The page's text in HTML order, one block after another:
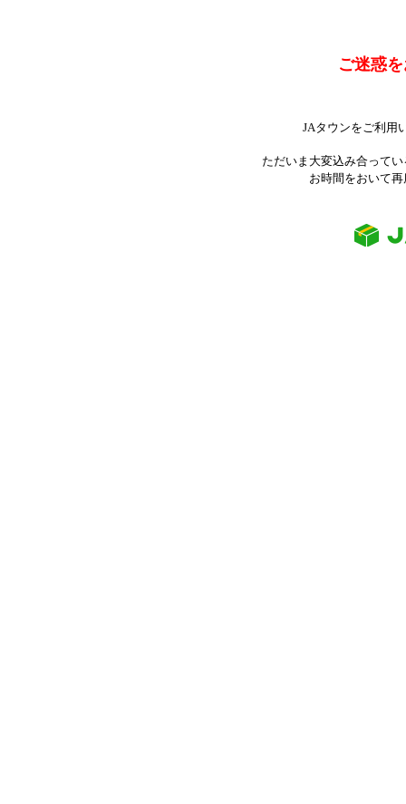
ご迷惑
JAタウンをご利用
ただいま大変込み合って
お時間をおいて